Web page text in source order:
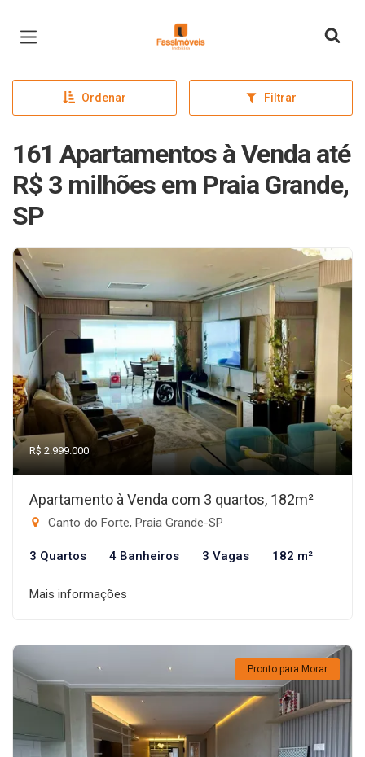
Página inicial
Ordenar Filtrar
161 Apartamentos à Venda até
R$ 3 milhões em Praia Grande,
SP
R$ 2.999.000
Apartamento à Venda com 3 quartos, 182m²
Canto do Forte, Praia Grande-SP
3 Quartos 4 Banheiros 3 Vagas 182 m²
Mais informações
Pronto para Morar